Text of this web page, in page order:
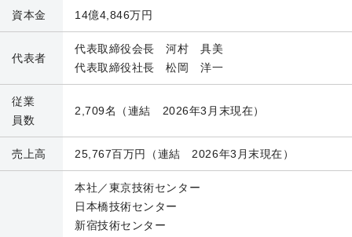
資本金 14億4,846万円
代表者
代表取締役会長河村 具美
代表取締役社長松岡 洋一
従業
員数
2,709名 （連結 2026年3月末現在）
売上高 25,767百万円 （連結 2026年3月末現在）
本社／東京技術センター
日本橋技術センター
新宿技術センター